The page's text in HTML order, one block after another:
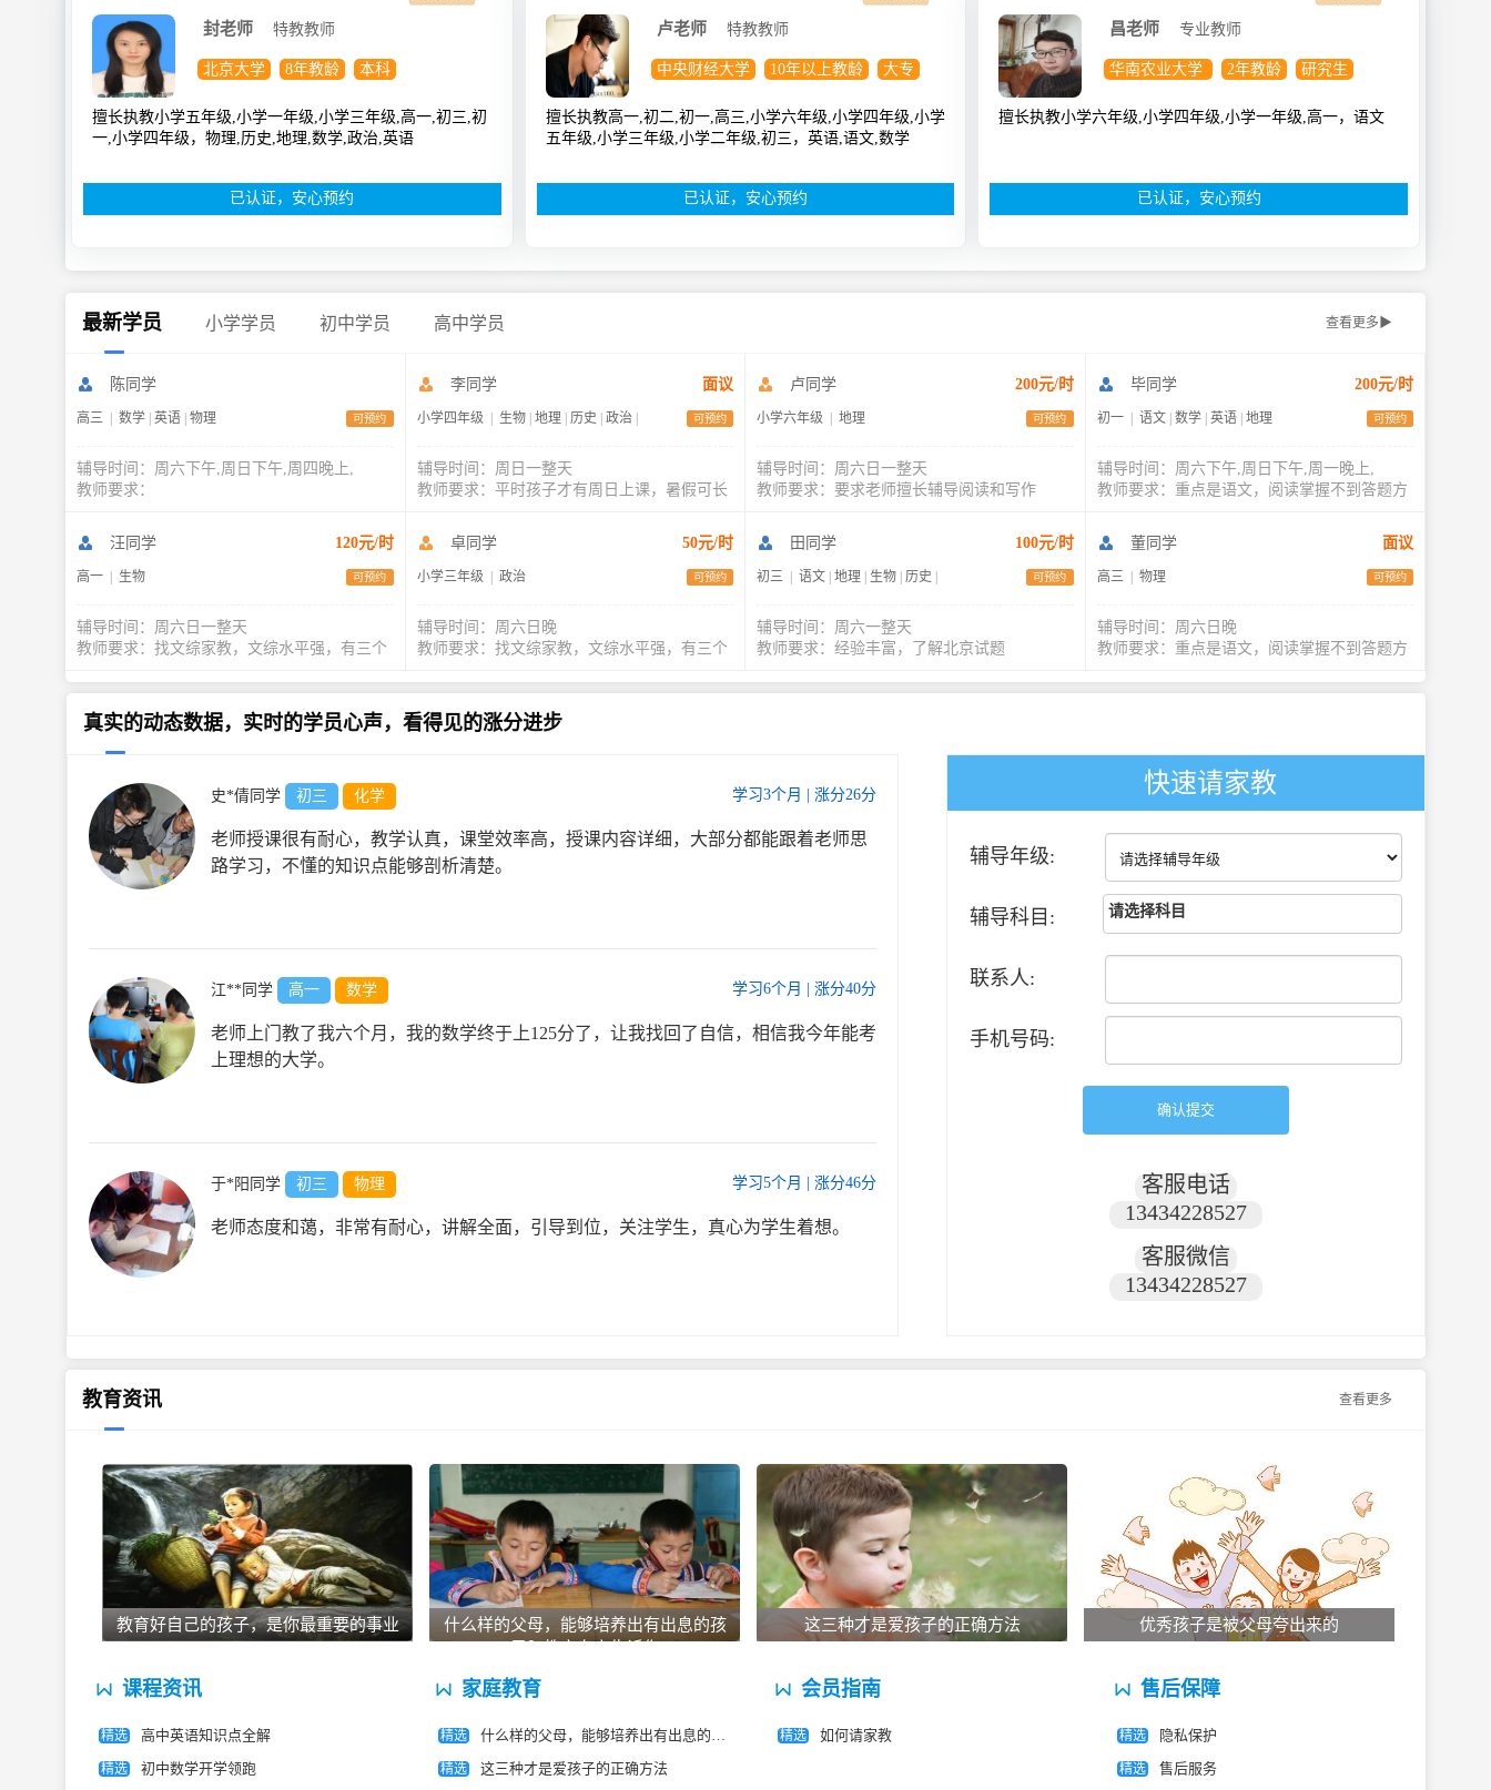
封老师 特教教师
北京大学 8年教龄 本科
擅长执教小学五年级,小学一年级,小学三年级,高一,初三,初
一,小学四年级，物理,历史,地理,数学,政治,英语
已认证，安心预约
卢老师 特教教师
中央财经大学 10年以上教龄 大专
擅长执教高一,初二,初一,高三,小学六年级,小学四年级,小学
五年级,小学三年级,小学二年级,初三，英语,语文,数学
已认证，安心预约
昌老师 专业教师
华南农业大学 2年教龄 研究生
擅长执教小学六年级,小学四年级,小学一年级,高一，语文
已认证，安心预约
最新学员 小学学员 初中学员 高中学员 查看更多▶
陈同学
高三 数学 英语 物理 可预约
辅导时间：周六下午,周日下午,周四晚上,
教师要求：
李同学 面议
小学四年级 生物 地理 历史 政治 可预约
辅导时间：周日一整天
教师要求：平时孩子才有周日上课，暑假可长
卢同学 200元/时
小学六年级 地理 可预约
辅导时间：周六日一整天
教师要求：要求老师擅长辅导阅读和写作
毕同学 200元/时
初一 语文 数学 英语 地理 可预约
辅导时间：周六下午,周日下午,周一晚上,
教师要求：重点是语文，阅读掌握不到答题方
汪同学 120元/时
高一 生物 可预约
辅导时间：周六日一整天
教师要求：找文综家教，文综水平强，有三个
卓同学 50元/时
小学三年级 政治 可预约
辅导时间：周六日晚
教师要求：找文综家教，文综水平强，有三个
田同学 100元/时
初三 语文 地理 生物 历史 可预约
辅导时间：周六一整天
教师要求：经验丰富，了解北京试题
董同学 面议
高三 物理 可预约
辅导时间：周六日晚
教师要求：重点是语文，阅读掌握不到答题方
真实的动态数据，实时的学员心声，看得见的涨分进步
史*倩同学 初三 化学 学习3个月 | 涨分26分
老师授课很有耐心，教学认真，课堂效率高，授课内容详细，大部分都能跟着老师思
路学习，不懂的知识点能够剖析清楚。
江**同学 高一 数学 学习6个月 | 涨分40分
老师上门教了我六个月，我的数学终于上125分了，让我找回了自信，相信我今年能考
上理想的大学。
于*阳同学 初三 物理 学习5个月 | 涨分46分
老师态度和蔼，非常有耐心，讲解全面，引导到位，关注学生，真心为学生着想。
优迪家教推荐的老师，非常认真负责。
刘**同学 小学四年级 数学 学习3个月 | 涨分37分
老师讲的很详细，教课方法也很灵活。老师讲过的知识点都能理解到位，就记得很牢
固。
快速请家教
辅导年级:
辅导科目: 请选择科目
联系人:
手机号码:
客服电话
13434228527
客服微信
13434228527
教育资讯 查看更多
教育好自己的孩子，是你最重要的事业
什么样的父母，能够培养出有出息的孩
这三种才是爱孩子的正确方法 优秀孩子是被父母夸出来的
课程资讯
精选 高中英语知识点全解
精选 初中数学开学领跑
家庭教育
精选 什么样的父母，能够培养出有出息的孩子？教育专家告诉你
精选 这三种才是爱孩子的正确方法
会员指南
精选 如何请家教
售后保障
精选 隐私保护
精选 售后服务